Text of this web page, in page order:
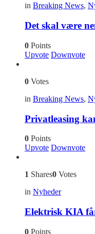
in Breaking News,
Det skal være
0 Points
Upvote Downvote
0 Votes
in Breaking News,
Privatleasing
0 Points
Upvote Downvote
1 Shares0 Votes
in Nyheder
Elektrisk KIA
0 Points